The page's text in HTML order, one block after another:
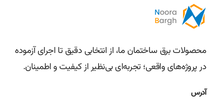
محصولات برق ساختمان ما، از انتخابی دقیق تا اجرای آزموده
در پروژه‌های واقعی؛ تجربه‌ای بی‌نظیر از کیفیت و اطمینان.
آدرس